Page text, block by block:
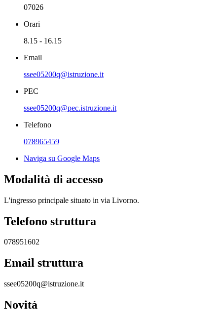
07026
Orari
8.15 - 16.15
Email
ssee05200q@istruzione.it
PEC
ssee05200q@pec.istruzione.it
Telefono
078965459
Naviga su Google Maps
Modalità di accesso
L'ingresso principale situato in via Livorno.
Telefono struttura
078951602
Email struttura
ssee05200q@istruzione.it
Novità